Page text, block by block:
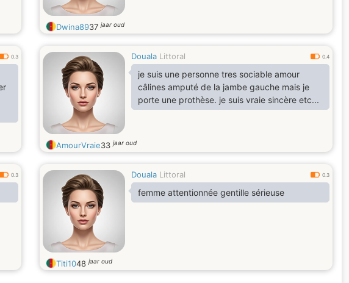
Dwina8937jaar oud
0.3 Douala Littoral 0.4
je suis une personne tres sociable amour
câlines amputé de la jambe gauche mais je
porte une prothèse. je suis vraie sincère etc...
AmourVraie33jaar oud
0.3 Douala Littoral 0.3
femme attentionnée gentille sérieuse
Titi1048jaar oud